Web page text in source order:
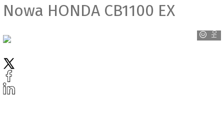
Nowa HONDA CB1100 EX
Honda